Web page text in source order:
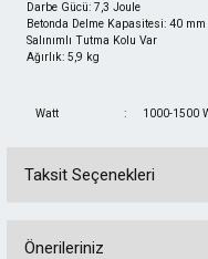
Darbe Gücü: 7,3 Joule
Betonda Delme Kapasitesi: 40 mm
Salınımlı Tutma Kolu Var
Ağırlık: 5,9 kg
Watt : 1000-1500
Taksit Seçenekleri
Önerileriniz